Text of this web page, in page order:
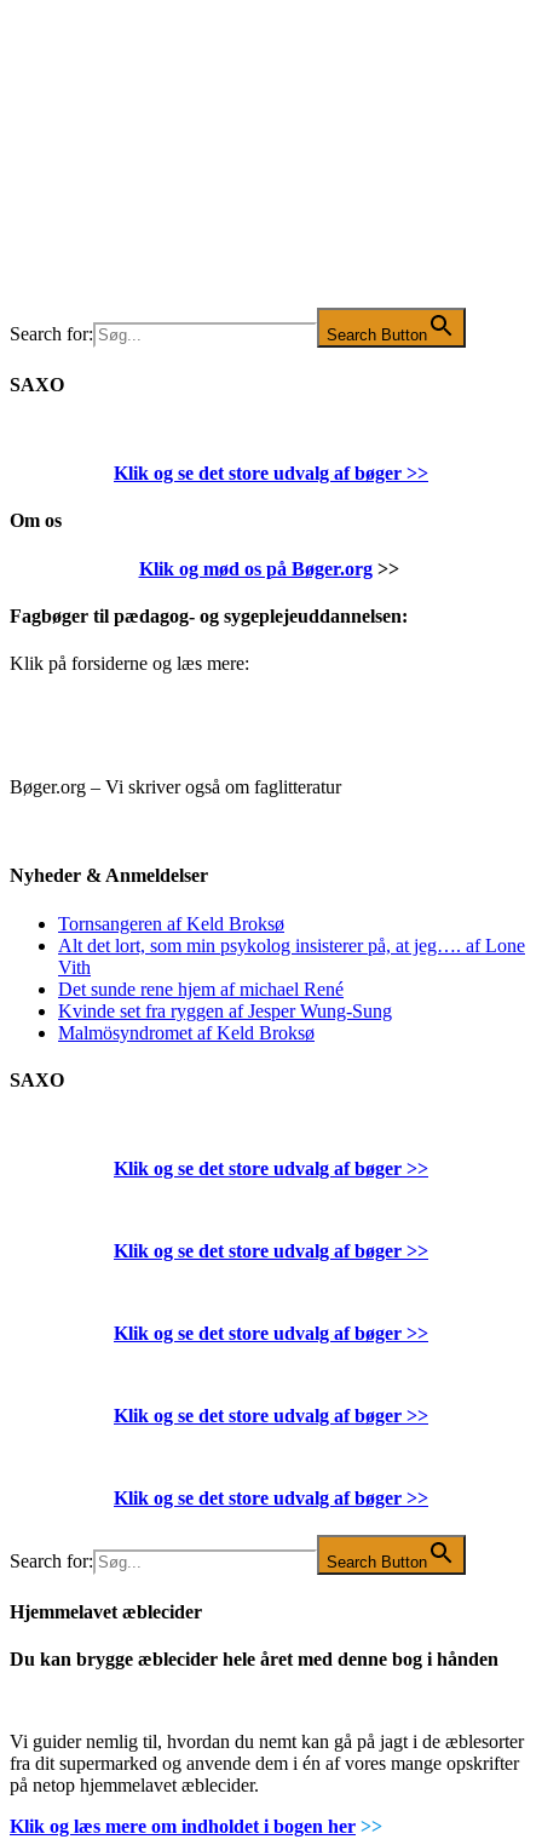
Search for: Search Button
SAXO
Klik og se det store udvalg af bøger >>
Om os
Klik og mød os på Bøger.org>>
Fagbøger til pædagog- og sygeplejeuddannelsen:
Klik på forsiderne og læs mere:
Bøger.org – Vi skriver også om faglitteratur
Nyheder & Anmeldelser
Tornsangeren af Keld Broksø
Alt det lort, som min psykolog insisterer på, at jeg…. af Lone
Vith
Det sunde rene hjem af michael René
Kvinde set fra ryggen af Jesper Wung-Sung
Malmösyndromet af Keld Broksø
SAXO
Klik og se det store udvalg af bøger >>
Klik og se det store udvalg af bøger >>
Klik og se det store udvalg af bøger >>
Klik og se det store udvalg af bøger >>
Klik og se det store udvalg af bøger >>
Search for: Search Button
Hjemmelavet æblecider
Du kan brygge æblecider hele året med denne bog i hånden
Vi guider nemlig til, hvordan du nemt kan gå på jagt i de æblesorter
fra dit supermarked og anvende dem i én af vores mange opskrifter
på netop hjemmelavet æblecider.
Klik og læs mere om indholdet i bogen her >>